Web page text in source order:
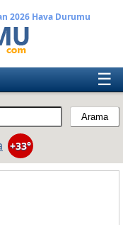
2026 Hava Durumu
☰
+33°